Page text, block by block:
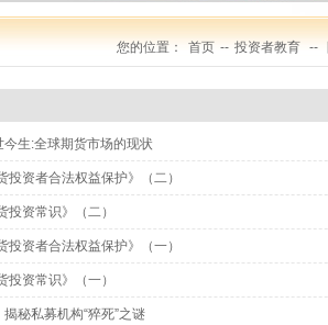
您的位置： 首页 -- 投资者教育 --
今生:全球期货市场的现状
投资者合法权益保护》（二）
投资常识》（二）
投资者合法权益保护》（一）
投资常识》（一）
秘私募机构“猝死”之谜